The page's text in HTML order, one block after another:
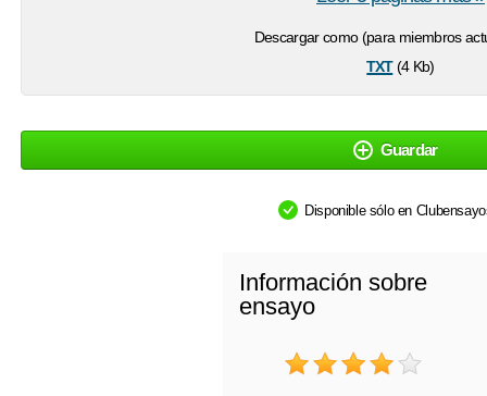
Descargar como (para miembros
txt(4 Kb)
Guardar
Disponible sólo en
Información sobre
ensayo